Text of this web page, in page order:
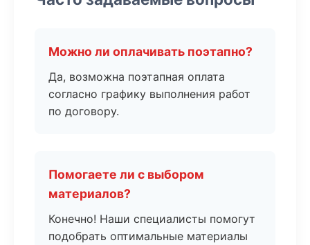
Можно ли оплачивать поэтапно?
Да, возможна поэтапная оплата
согласно графику выполнения работ
по договору.
Помогаете ли с выбором
материалов?
Конечно! Наши специалисты помогут
подобрать оптимальные материалы